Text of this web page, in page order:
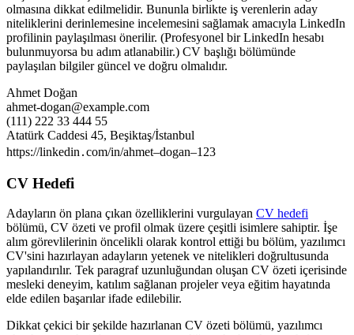
olmasına dikkat edilmelidir. Bununla birlikte iş verenlerin aday
niteliklerini derinlemesine incelemesini sağlamak amacıyla LinkedIn
profilinin paylaşılması önerilir. (Profesyonel bir LinkedIn hesabı
bulunmuyorsa bu adım atlanabilir.) CV başlığı bölümünde
paylaşılan bilgiler güncel ve doğru olmalıdır.
Ahmet Doğan
ahmet-dogan@example.com
(111) 222 33 444 55
Atatürk Caddesi 45, Beşiktaş/İstanbul
https://linkedin․com/in/ahmet–dogan–123
CV Hedefi
Adayların ön plana çıkan özelliklerini vurgulayan CV hedefi
bölümü, CV özeti ve profil olmak üzere çeşitli isimlere sahiptir. İşe
alım görevlilerinin öncelikli olarak kontrol ettiği bu bölüm, yazılımcı
CV'sini hazırlayan adayların yetenek ve nitelikleri doğrultusunda
yapılandırılır. Tek paragraf uzunluğundan oluşan CV özeti içerisinde
mesleki deneyim, katılım sağlanan projeler veya eğitim hayatında
elde edilen başarılar ifade edilebilir.
Dikkat çekici bir şekilde hazırlanan CV özeti bölümü, yazılımcı